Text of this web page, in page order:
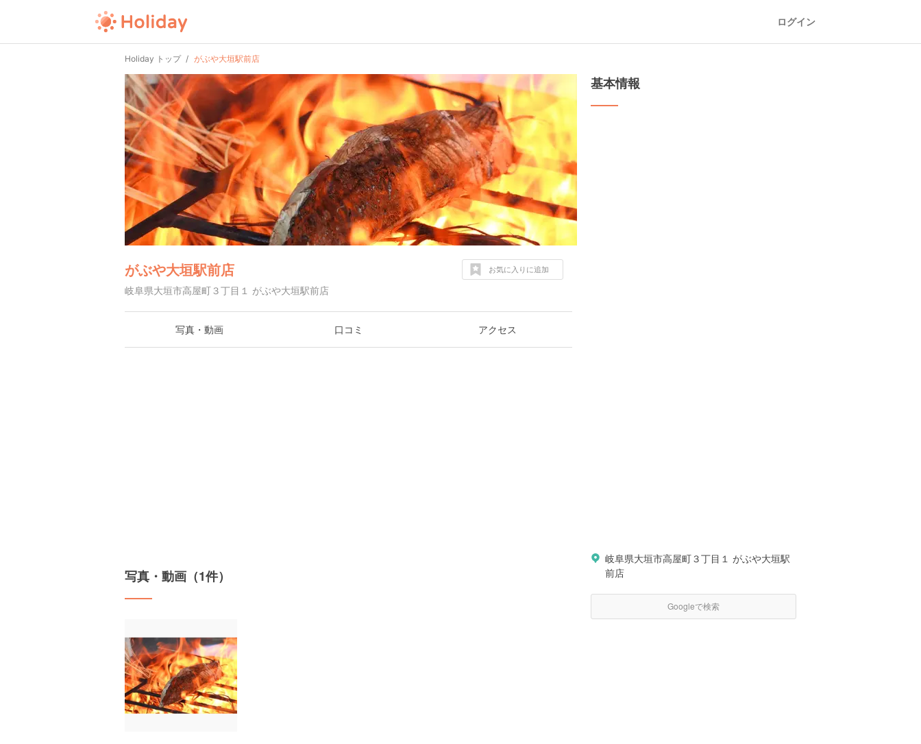
ログイン
Holiday トップ がぶや大垣駅前店
がぶや大垣駅前店
岐阜県大垣市高屋町３丁目１ がぶや大垣駅前店
お気に入りに追加
写真・動画 口コミ アクセス
写真・動画（1件）
基本情報
岐阜県大垣市高屋町３丁目１ がぶや大垣駅
前店
Googleで検索